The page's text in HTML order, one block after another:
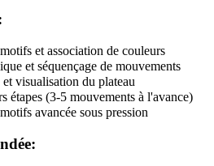
et association de couleurs
et séquençage de mouvements
visualisation du plateau
étapes (3-5 mouvements à l'avance)
avancée sous pression